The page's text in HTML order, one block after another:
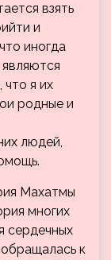
взять
и
иногда
я их
родные и
людей,
Махатмы
многих
сердечных
к